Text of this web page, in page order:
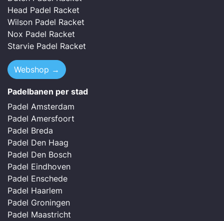
Head Padel Racket
Wilson Padel Racket
Nox Padel Racket
Starvie Padel Racket
Webshop →
Padelbanen per stad
Padel Amsterdam
Padel Amersfoort
Padel Breda
Padel Den Haag
Padel Den Bosch
Padel Eindhoven
Padel Enschede
Padel Haarlem
Padel Groningen
Padel Maastricht